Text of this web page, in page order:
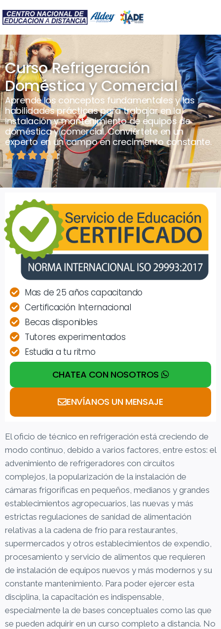
Curso Refrigeración
Doméstica y Comercial
Aprende los conceptos fundamentales y las
habilidades prácticas para trabajar en la
instalación y mantenimiento de equipos de
doméstica y comercial. Conviértete en un
experto en un campo en crecimiento constante.
 
El oficio de técnico en refrigeración está creciendo de
modo continuo, debido a varios factores, entre estos: el
advenimiento de refrigeradores con circuitos
complejos, la popularización de la instalación de
cámaras frigoríficas en pequeños, medianos y grandes
establecimientos agropecuarios, las nuevas y más
estrictas regulaciones de sanidad de alimentación
relativas a la cadena de frío para restaurantes,
supermercados y otros establecimientos de expendio,
procesamiento y servicio de alimentos que requieren
de instalación de equipos nuevos y más modernos y su
constante mantenimiento. Para poder ejercer esta
disciplina, la capacitación es indispensable,
especialmente la de bases conceptuales como las que
se pueden adquirir en un curso completo a distancia. No
Mas de 25 años capacitando
Certificación Internacional
Becas disponibles
Tutores experimentados
Estudia a tu ritmo
CHATEA CON NOSOTROS
ENVÍANOS UN MENSAJE